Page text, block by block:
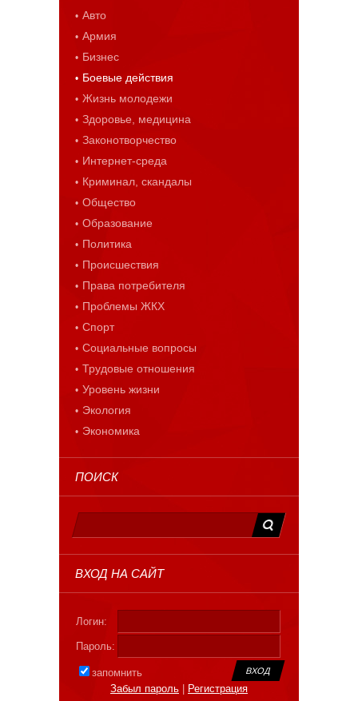
Авто
Армия
Бизнес
Боевые действия
Жизнь молодежи
Здоровье, медицина
Законотворчество
Интернет-среда
Криминал, скандалы
Общество
Образование
Политика
Происшествия
Права потребителя
Проблемы ЖКХ
Спорт
Социальные вопросы
Трудовые отношения
Уровень жизни
Экология
Экономика
ПОИСК
ВХОД НА САЙТ
Логин:
Пароль:
запомнить
Забыл пароль
Регистрация